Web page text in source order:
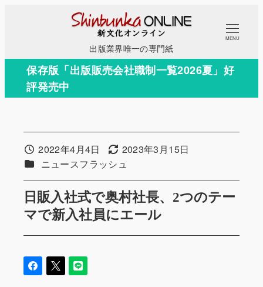
コ
テ
出版業界唯一の専門紙
MENU
保存版「出版販売会社職制一覧2026夏」好
評発売中
日販入社式で奥村社長、2つのテー
マで新入社員にエール
投稿日2022年4月4日 更新日2023年3月15日
カテゴリー
ニュースフラッシュ